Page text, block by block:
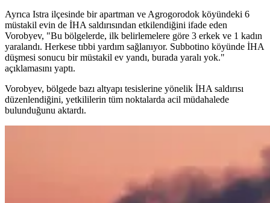
Ayrıca Istra ilçesinde bir apartman ve Agrogorodok köyündeki 6
müstakil evin de İHA saldırısından etkilendiğini ifade eden
Vorobyev, "Bu bölgelerde, ilk belirlemelere göre 3 erkek ve 1 kadın
yaralandı. Herkese tıbbi yardım sağlanıyor. Subbotino köyünde İHA
düşmesi sonucu bir müstakil ev yandı, burada yaralı yok."
açıklamasını yaptı.
Vorobyev, bölgede bazı altyapı tesislerine yönelik İHA saldırısı
düzenlendiğini, yetkililerin tüm noktalarda acil müdahalede
bulunduğunu aktardı.